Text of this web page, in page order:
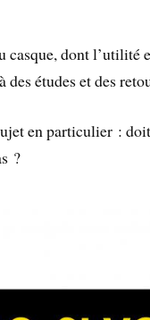
casque, dont
études et des
en particulier :
?